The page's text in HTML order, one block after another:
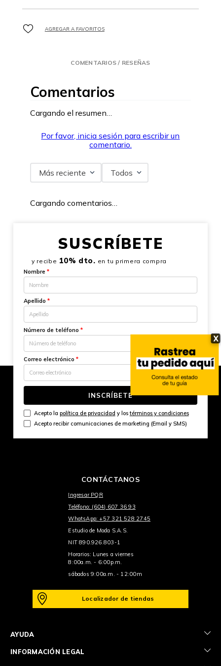
X
COMENTARIOS / RESEÑAS
Comentarios
Cargando el resumen…
Por favor, inicia sesión para escribir un
comentario.
Más reciente Todos
Cargando comentarios…
SUSCRÍBETE
y recibe 10% dto. en tu primera compra
Nombre *
Apellido *
Número de teléfono *
Correo electrónico *
INSCRÍBETE
Acepto la política de privacidad y lostérminos y condiciones
Acepto recibir comunicaciones de marketing (Email y SMS)
CONTÁCTANOS
Ingresar PQR
Teléfono: (604) 607 36 93
WhatsApp: +57 321 528 2745
Estudio de Moda S.A.S.
NIT 890.926.803-1
Horarios: Lunes a viernes
8:00a.m. - 6:00p.m.
sábados 9:00a.m. - 12:00m
Localizador de tiendas
AYUDA +
INFORMACIÓN LEGAL +